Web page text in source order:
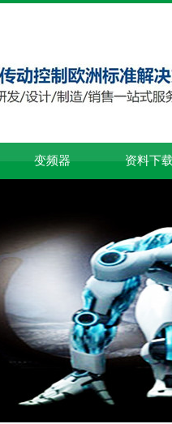
变频器 资料下